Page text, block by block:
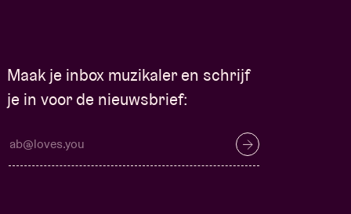
Maak je inbox muzikaler en schrijf
je in voor de nieuwsbrief: